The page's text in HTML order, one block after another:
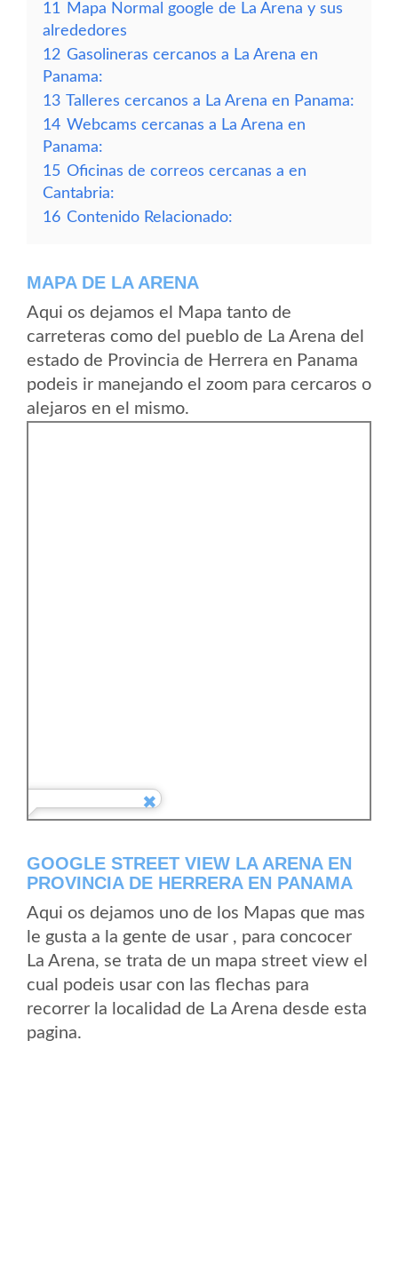
11
Mapa Normal google de La Arena y sus
alrededores
12 Gasolineras cercanos a La Arena en
Panama:
13 Talleres cercanos a La Arena en Panama:
14 Webcams cercanas a La Arena en
Panama:
15 Oficinas de correos cercanas a en
Cantabria:
16 Contenido Relacionado:
MAPA DE LA ARENA
Aqui os dejamos el Mapa tanto de
carreteras como del pueblo de La Arena del
estado de Provincia de Herrera en Panama
podeis ir manejando el zoom para cercaros o
alejaros en el mismo.
GOOGLE STREET VIEW LA ARENA EN
PROVINCIA DE HERRERA EN PANAMA
Aqui os dejamos uno de los Mapas que mas
le gusta a la gente de usar , para concocer
La Arena, se trata de un mapa street view el
cual podeis usar con las flechas para
recorrer la localidad de La Arena desde esta
pagina.